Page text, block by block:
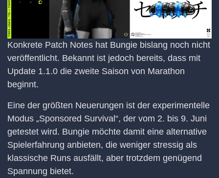
Konkrete Patch Notes hat Bungie bislang noch nicht
veröffentlicht. Bekannt ist jedoch bereits, dass mit
Update 1.1.0 die zweite Saison von Marathon
beginnt.
Eine der größten Neuerungen ist der experimentelle
Modus „Sponsored Survival“, der vom 2. bis 9. Juni
getestet wird. Bungie möchte damit eine alternative
Spielerfahrung anbieten, die weniger stressig als
klassische Runs ausfällt, aber trotzdem genügend
Spannung bietet.